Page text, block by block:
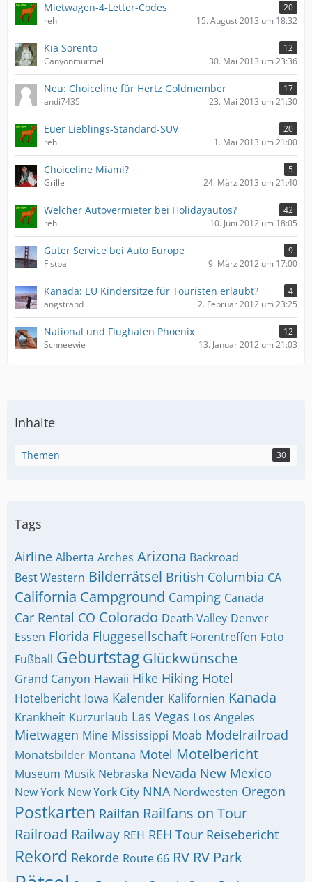
Mietwagen-4-Letter-Codes
20
reh
15. August 2013 um 18:32
Kia Sorento
12
Canyonmurmel
30. Mai 2013 um 23:36
Neu: Choiceline für Hertz Goldmember
17
andi7435
23. Mai 2013 um 21:30
Euer Lieblings-Standard-SUV
20
reh
1. Mai 2013 um 21:00
Choiceline Miami?
5
Grille
24. März 2013 um 21:40
Welcher Autovermieter bei Holidayautos?
42
reh
10. Juni 2012 um 18:05
Guter Service bei Auto Europe
9
Fistball
9. März 2012 um 17:00
Kanada: EU Kindersitze für Touristen erlaubt?
4
angstrand
2. Februar 2012 um 23:25
National und Flughafen Phoenix
12
Schneewie
13. Januar 2012 um 21:03
Inhalte
Themen 30
Tags
Airline Alberta Arches Arizona Backroad
Best Western Bilderrätsel British Columbia CA
California Campground Camping Canada
Car Rental CO Colorado Death Valley Denver
Essen Florida Fluggesellschaft Forentreffen Foto
Fußball Geburtstag Glückwünsche
Grand Canyon Hawaii Hike Hiking Hotel
Hotelbericht Iowa Kalender Kalifornien Kanada
Krankheit Kurzurlaub Las Vegas Los Angeles
Mietwagen Mine Mississippi Moab Modelrailroad
Monatsbilder Montana Motel Motelbericht
Museum Musik Nebraska Nevada New Mexico
New York New York City NNA Nordwesten Oregon
Postkarten Railfan Railfans on Tour
Railroad Railway REH REH Tour Reisebericht
Rekord Rekorde Route 66 RV RV Park